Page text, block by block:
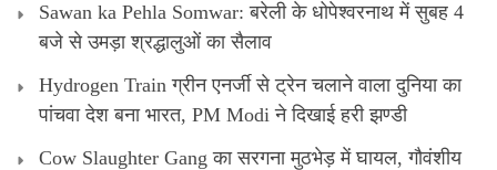
Sawan ka Pehla Somwar: बरेली के धोपेश्वरनाथ में सुबह 4
बजे से उमड़ा श्रद्धालुओं का सैलाव
Hydrogen Train ग्रीन एनर्जी से ट्रेन चलाने वाला दुनिया का
पांचवा देश बना भारत, PM Modi ने दिखाई हरी झण्डी
Cow Slaughter Gang का सरगना मुठभेड़ में घायल, गौवंशीय